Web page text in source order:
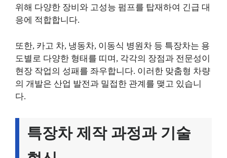
위해 다양한 장비와 고성능 펌프를 탑재하여 긴급 대
응에 적합합니다.
또한, 카고 차, 냉동차, 이동식 병원차 등 특장차는 용
도별로 다양한 형태를 띠며, 각각의 장점과 전문성이
현장 작업의 성패를 좌우합니다. 이러한 맞춤형 차량
의 개발은 산업 발전과 밀접한 관계를 맺고 있습니
다.
특장차 제작 과정과 기술